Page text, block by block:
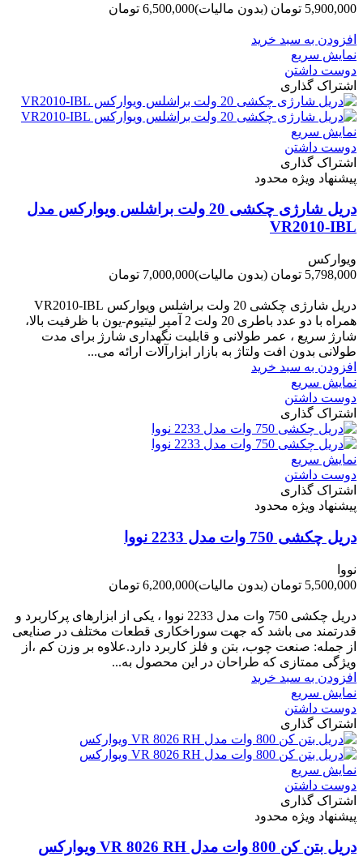
5,900,000 تومان (بدون مالیات)6,500,000 تومان
افزودن به سبد خرید
نمایش سریع
دوست داشتن
اشتراک گذاری
نمایش سریع
دوست داشتن
اشتراک گذاری
پیشنهاد ویژه محدود
دریل شارژی چکشی 20 ولت براشلس ویوارکس مدل
VR2010-IBL
ویوارکس
5,798,000 تومان
(بدون مالیات)7,000,000 تومان
دریل شارژی چکشی 20 ولت براشلس ویوارکس VR2010-IBL
همراه با دو عدد باطری 20 ولت 2 آمپر لیتیوم-یون با ظرفیت بالا،
شارژ سریع ، عمر طولانی و قابلیت نگهداری شارژ برای مدت
طولانی بدون افت ولتاژ به بازار ابزارآلات ارائه می...
افزودن به سبد خرید
نمایش سریع
دوست داشتن
اشتراک گذاری
نمایش سریع
دوست داشتن
اشتراک گذاری
پیشنهاد ویژه محدود
دریل چکشی 750 وات مدل 2233 نووا
نووا
5,500,000 تومان
(بدون مالیات)6,200,000 تومان
دریل چکشی 750 وات مدل 2233 نووا ، یکی از ابزارهای پرکاربرد و
قدرتمند می باشد که جهت سوراخکاری قطعات مختلف در صنایعی
از جمله: صنعت چوب، بتن و فلز کاربرد دارد.علاوه بر وزن کم ،از
ویژگی ممتازی که طراحان در این محصول به...
افزودن به سبد خرید
نمایش سریع
دوست داشتن
اشتراک گذاری
نمایش سریع
دوست داشتن
اشتراک گذاری
پیشنهاد ویژه محدود
دریل بتن کن 800 وات مدل VR 8026 RH ویوارکس